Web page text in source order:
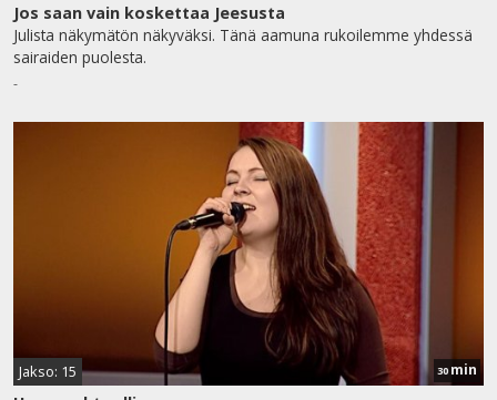
Jos saan vain koskettaa Jeesusta
Julista näkymätön näkyväksi. Tänä aamuna rukoilemme yhdessä
sairaiden puolesta.
-
Jakso: 15 30 min